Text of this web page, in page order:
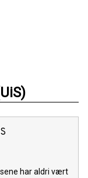
har aldri vært